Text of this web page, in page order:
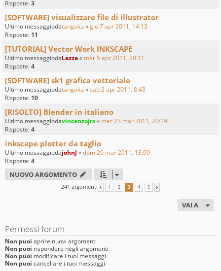
Risposte:3
[SOFTWARE] visualizzare file di illustrator
Ultimo messaggiodatangoku«gio 7 apr 2011, 14:13
Risposte: 11
[TUTORIAL] Vector Work INKSCAPE
Ultimo messaggiodaLazza« mar 5 apr 2011, 20:11
Risposte:4
[SOFTWARE] sk1 grafica vettoriale
Ultimo messaggiodatangoku«sab 2 apr 2011, 8:43
Risposte: 10
[RISOLTO] Blender in italiano
Ultimo messaggiodavincenzojrs« mer 23 mar 2011, 20:19
Risposte:4
inkscape plotter da taglio
Ultimo messaggiodajohnJ «dom 20 mar 2011, 13:09
Risposte:4
NUOVO ARGOMENTO
241 argomenti PRECEDENTE
1 2 3 4 5
VAI A
Permessi forum
Non puoi aprire nuovi argomenti
Non puoi rispondere negli argomenti
Non puoi modificare i tuoi messaggi
Non puoi cancellare i tuoi messaggi